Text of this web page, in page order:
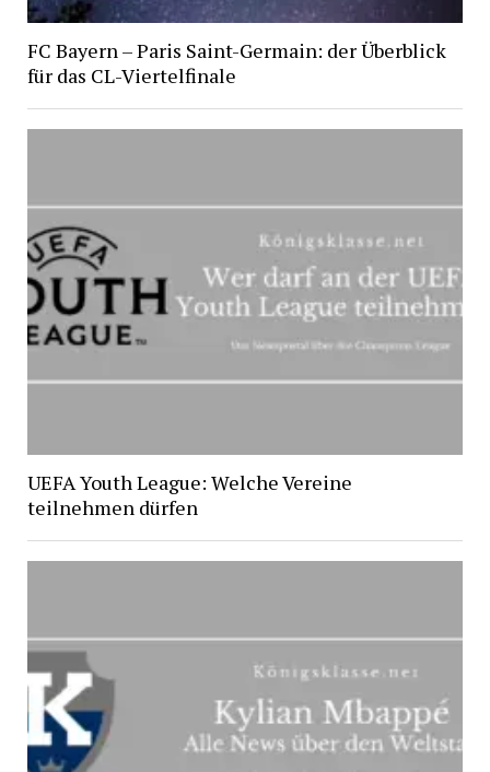
FC Bayern – Paris Saint-Germain: der Überblick
für das CL-Viertelfinale
UEFA Youth League: Welche Vereine
teilnehmen dürfen